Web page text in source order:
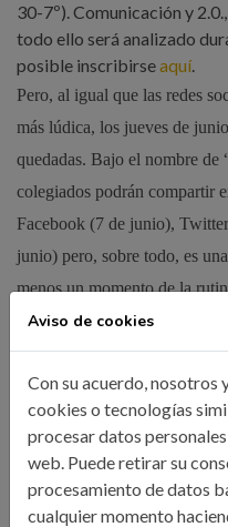
30-7º). Comunicación y
todo ello será analizado
posible inscribirseaquí.
Pero, al igual que las redes
más lúdica, los jueves de
quedadas. Bajo el nombre de
colegiados podrán compartir
Facebook (7 de junio),
junio) pero, sobre todo, es
menos un momento de la
con los compañeros. Por
19:30 horas, en el local de la
Compartir esta noticia:
Aviso de cookies
Con su acuerdo, nosotros
cookies o tecnologías
procesar datos
web. Puede retirar su
procesamiento de datos
cualquier momento